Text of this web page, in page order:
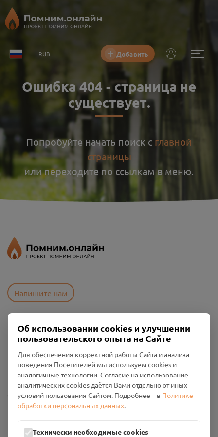
RUB Добавить
Ошибка404 - страница не
существует.
Попробуйте начать поиск с главной
страницы
или переходите по ссылкам в меню.
Напишите нам
Пользовательское соглашение
Политика конфиденциальности
Промо-материалы
Настройки cookies
Общество с ограниченной ответственностью «Смоленский
Проект Помним»
Юридический адрес: 216790, Смоленская область, р-н
Об использовании cookies и улучшении
пользовательского опыта на Сайте
Для обеспечения корректной работы Сайта и анализа
поведения Посетителей мы используем cookies и
аналогичные технологии. Согласие на использование
аналитических cookies даётся Вами отдельно от иных
условий пользования Сайтом. Подробнее – в Политике
обработки персональных данных.
Технически необходимые cookies